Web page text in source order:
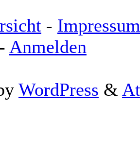
- Impressum
- Anmelden
WordPress &